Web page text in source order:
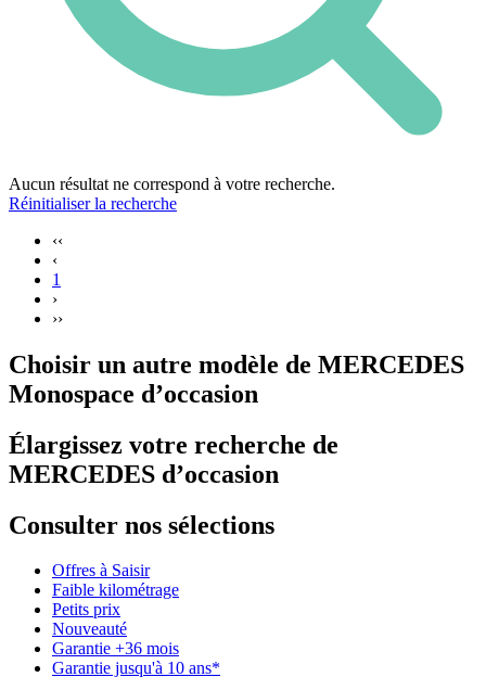
Aucun résultat ne correspond à votre recherche.
Réinitialiser la recherche
‹‹
‹
1
›
››
Choisir un autre modèle de MERCEDES
Monospace d’occasion
Élargissez votre recherche de
MERCEDES d’occasion
Consulter nos sélections
Offres à Saisir
Faible kilométrage
Petits prix
Nouveauté
Garantie +36 mois
Garantie jusqu'à 10 ans*